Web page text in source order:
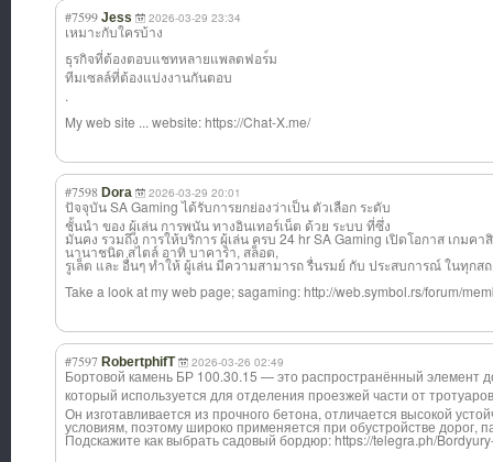
#7599 Jess 2026-03-29 23:34
เหมาะกับใครบ้าง
ธุรกิจที่ต้องตอบแชทหลายแพลตฟอร์ม
ทีมเซลล์ที่ต้องแบ่งงานกันตอบ
.
My web site ... website: https://Chat-X.me/
#7598 Dora 2026-03-29 20:01
ปัจจุบัน SA Gaming ได้รับการยกย่องว่าเป็น ตัวเลือก ระดับ
ชั้นนำ ของ ผู้เล่น การพนัน ทางอินเทอร์เน็ต ด้วย ระบบ ที่ซึ่ง
มั่นคง รวมถึง การให้บริการ ผู้เล่น ครบ 24 hr SA Gaming เปิดโอกาส เกมคา
นานาชนิด สไตล์ อาทิ บาคาร่า, สล็อต,
รูเล็ต และ อื่นๆ ทำให้ ผู้เล่น มีความสามารถ รื่นรมย์ กับ ประสบการณ์ ในทุกส
Take a look at my web page; sagaming: http://web.symbol.rs/forum/
#7597 RobertphifT 2026-03-26 02:49
Бортовой камень БР 100.30.15 — это распространённый элемент
который используется для отделения проезжей части от
Он изготавливается из прочного бетона, отличается высокой
условиям, поэтому широко применяется при обустройстве дорог,
Подскажите как выбрать садовый бордюр: https://telegra.ph/